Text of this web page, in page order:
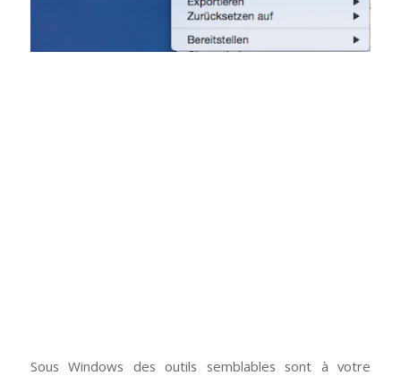
Sous Windows des outils semblables sont à votre